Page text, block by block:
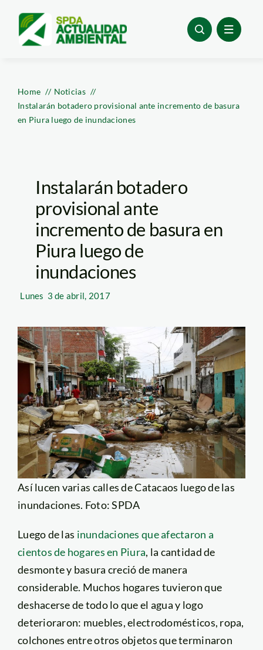
content
Home
Noticias
Instalarán botadero provisional ante incremento de basura
en Piura luego de inundaciones
Instalarán botadero
provisional ante
incremento de basura en
Piura luego de
inundaciones
Lunes 3 de abril, 2017
Así lucen varias calles de Catacaos luego de las
inundaciones. Foto: SPDA
Luego de las inundaciones que afectaron a
cientos de hogares en Piura, la cantidad de
desmonte y basura creció de manera
considerable. Muchos hogares tuvieron que
deshacerse de todo lo que el agua y logo
deterioraron: muebles, electrodomésticos, ropa,
colchones entre otros objetos que terminaron